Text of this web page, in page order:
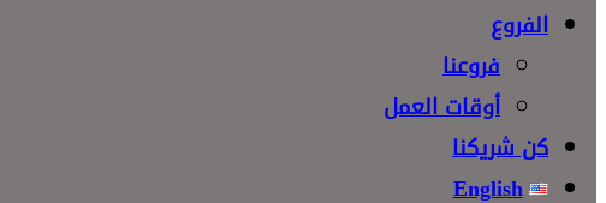
الفروع
فروعنا
أوقات العمل
كن شريكنا
English